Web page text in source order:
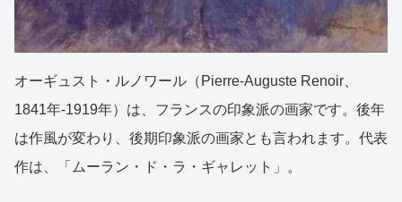
オーギュスト・ルノワール（Pierre-Auguste Renoir、
1841年-1919年）は、フランスの印象派の画家です。後年
は作風が変わり、後期印象派の画家とも言われます。代表
作は、「ムーラン・ド・ラ・ギャレット」。